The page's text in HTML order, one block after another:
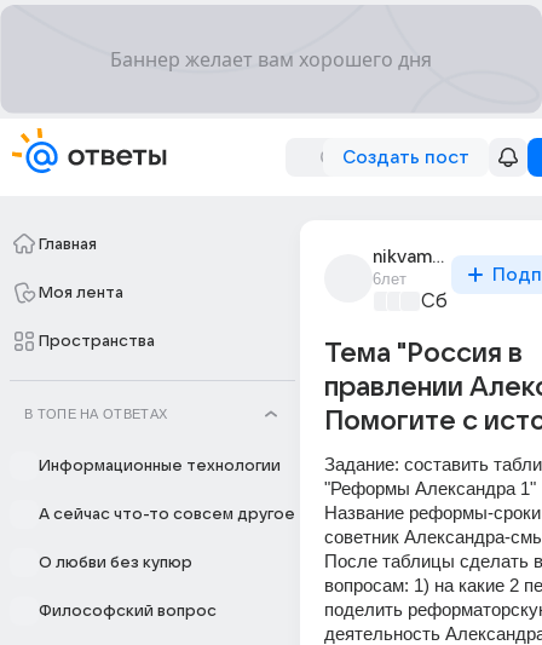
Создать пост
Главная
Моя лента
Пространства
В ТОПЕ НА ОТВЕТАХ
Информационные технологии
А сейчас что-то совсем другое
О любви без купюр
Философский вопрос
nikvamp29
6лет
Сборная
Тема "Россия в
правлении
Помогите с
Задание: составить
"Реформы Александра 1"
Название реформы-
советник Александра-
После таблицы сделать
вопросам: 1) на какие 2
поделить
деятельность